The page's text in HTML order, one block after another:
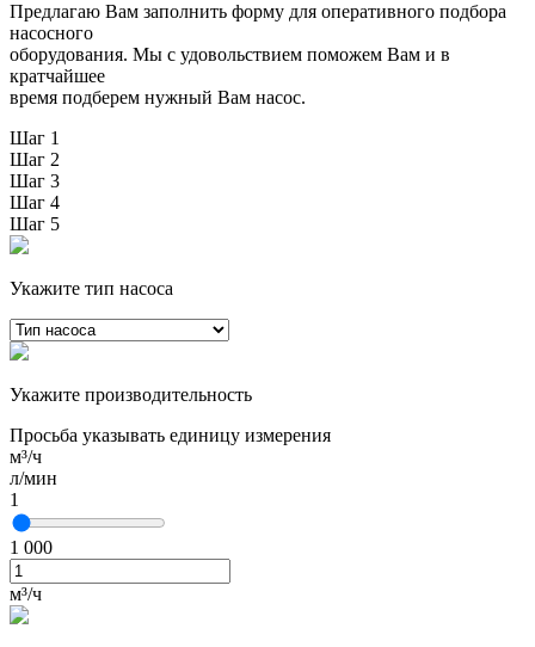
Предлагаю Вам заполнить форму для оперативного подбора
насосного
оборудования. Мы с удовольствием поможем Вам и в
кратчайшее
время подберем нужный Вам насос.
Шаг 1
Шаг 2
Шаг 3
Шаг 4
Шаг 5
Укажите тип насоса
Укажите производительность
Просьба указывать единицу измерения
м³/ч
л/мин
1
1 000
м³/ч